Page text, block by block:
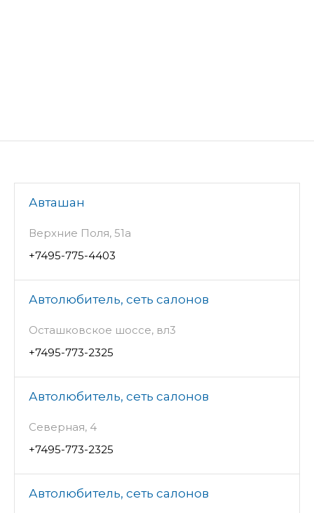
Авташан
Верхние Поля, 51а
+7495-775-4403
Автолюбитель, сеть салонов
Осташковское шоссе, вл3
+7495-773-2325
Автолюбитель, сеть салонов
Северная, 4
+7495-773-2325
Автолюбитель, сеть салонов